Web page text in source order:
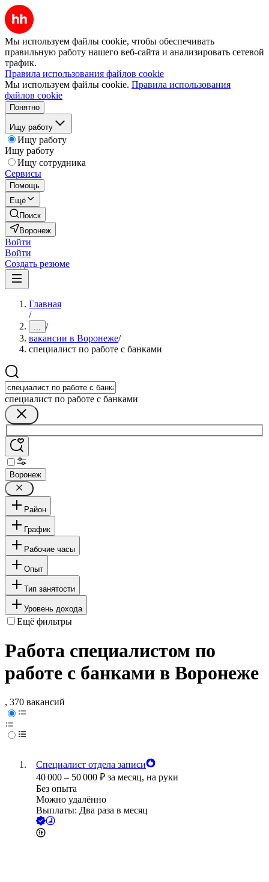
Мы используем файлы cookie, чтобы обеспечивать
правильную работу нашего веб-сайта и анализировать сетевой
трафик.
Правила использования файлов cookie
Мы используем файлы cookie. Правила использования
файлов cookie
Понятно
Ищу работу
Ищу работу
Ищу работу
Ищу сотрудника
Сервисы
Помощь
Ещё
Поиск
Воронеж
Войти
Войти
Создать резюме
Главная
/
... /
вакансии в Воронеже/
специалист по работе с банками
специалист по работе с банками
Воронеж
Район
График
Рабочие часы
Опыт
Тип занятости
Уровень дохода
Ещё фильтры
Работа специалистом по
работе с банками в Воронеже
, 370 вакансий
Специалист отдела записи
40 000 – 50 000 ₽ за месяц, на руки
Без опыта
Можно удалённо
Выплаты: Два раза в месяц